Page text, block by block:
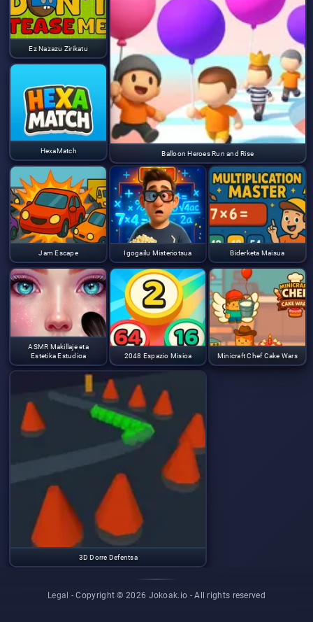
Ez Nazazu Zirikatu
Balloon Heroes Run and Rise
HexaMatch
Jam Escape Igogailu Misteriotsua Biderketa Maisua
ASMR Makillaje eta
Estetika Estudioa
2048 Espazio Misioa Minicraft Chef Cake Wars
3D Dorre Defentsa
Legal - Copyright © 2026 Jokoak.io -All rights reserved